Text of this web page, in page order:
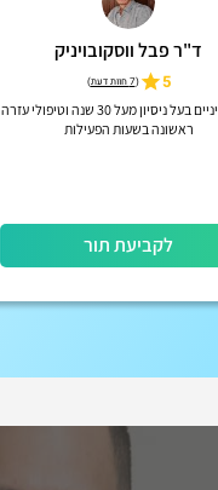
ד"ר פבל ווסקובויניק
5
(7 חוות דעת )
רופא שיניים בעל ניסיון מעל 30 שנה וטיפולי עזרה
ראשונה בשעות הפעילות
לקביעת תור